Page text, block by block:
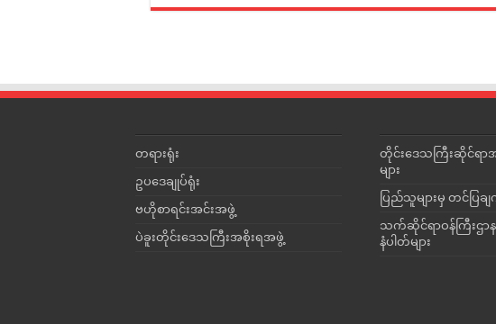
တရားရုံး
ဥပဒေချုပ်ရုံး
ဗဟိုစာရင်းအင်းအဖွဲ့
ပဲခူးတိုင်းဒေသကြီးအစိုးရအဖွဲ့
တိုင်းဒေသကြီးဆိုင်ရ
များ
ပြည်သူများမှ တင်ပြချ
သက်ဆိုင်ရာဝန်ကြီးဌာန
နံပါတ်များ